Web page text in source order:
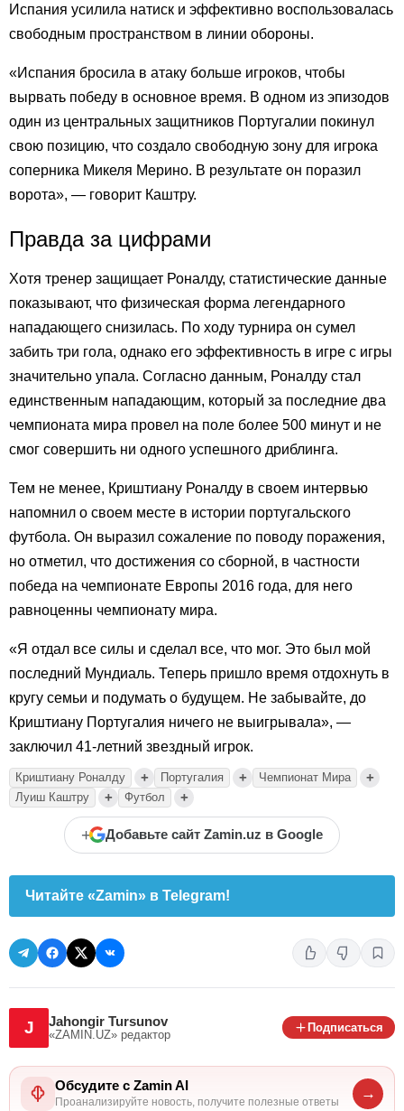
Испания усилила натиск и эффективно воспользовалась
свободным пространством в линии обороны.
«Испания бросила в атаку больше игроков, чтобы
вырвать победу в основное время. В одном из эпизодов
один из центральных защитников Португалии покинул
свою позицию, что создало свободную зону для игрока
соперника Микеля Мерино. В результате он поразил
ворота», — говорит Каштру.
Правда за цифрами
Хотя тренер защищает Роналду, статистические данные
показывают, что физическая форма легендарного
нападающего снизилась. По ходу турнира он сумел
забить три гола, однако его эффективность в игре с игры
значительно упала. Согласно данным, Роналду стал
единственным нападающим, который за последние два
чемпионата мира провел на поле более 500 минут и не
смог совершить ни одного успешного дриблинга.
Тем не менее, Криштиану Роналду в своем интервью
напомнил о своем месте в истории португальского
футбола. Он выразил сожаление по поводу поражения,
но отметил, что достижения со сборной, в частности
победа на чемпионате Европы 2016 года, для него
равноценны чемпионату мира.
«Я отдал все силы и сделал все, что мог. Это был мой
последний Мундиаль. Теперь пришло время отдохнуть в
кругу семьи и подумать о будущем. Не забывайте, до
Криштиану Португалия ничего не выигрывала», —
заключил 41-летний звездный игрок.
Криштиану Роналду + Португалия + Чемпионат Мира +
Луиш Каштру + Футбол +
+ Добавьте сайт Zamin.uz в Google
Читайте «Zamin» в Telegram!
J Jahongir Tursunov
«ZAMIN.UZ» редактор
Подписаться
Обсудите с Zamin AI
Проанализируйте новость, получите полезные ответы
→